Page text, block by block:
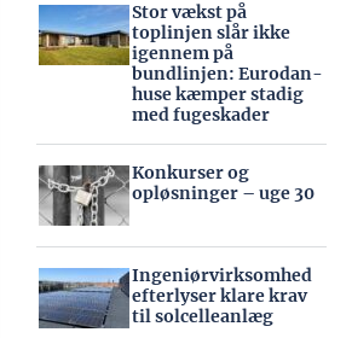
Stor vækst på
toplinjen slår ikke
igennem på
bundlinjen: Eurodan-
huse kæmper stadig
med fugeskader
Konkurser og
opløsninger – uge 30
Ingeniørvirksomhed
efterlyser klare krav
til solcelleanlæg